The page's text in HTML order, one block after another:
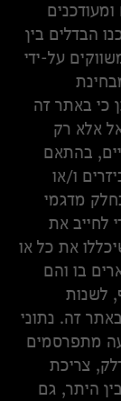
הבדלים בין
על-ידי
כי באתר זה
אלא רק
בהתאם
ו/או
מדגמי
לחייב את
את כל או
בו והם
לשנות
זה. נתוני
מתפרסמים
צריכת
היתר, גם